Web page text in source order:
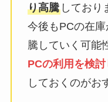
り高騰しており
今後もPCの在
騰していく可能
PCの利用を検
しておくのがお